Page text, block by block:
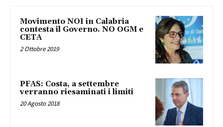
Movimento NOI in Calabria
contesta il Governo. NO OGM e
CETA
2 Ottobre 2019
PFAS: Costa, a settembre
verranno riesaminati i limiti
20 Agosto 2018